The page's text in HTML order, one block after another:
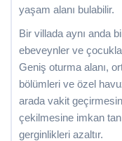
yaşam alanı bulabilir.
Bir villada aynı anda
ebeveynler ve
Geniş oturma alanı,
bölümleri ve özel
arada vakit
çekilmesine imkan
gerginlikleri azaltır.